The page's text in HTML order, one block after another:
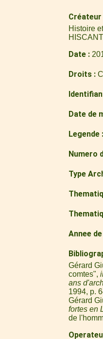
Créateur
Histoire
Date
Droits
Date de
Legende
Numero
Type
Annee
Gérard
comtes",
ans
1994, p.
Gérard
fortes en
de